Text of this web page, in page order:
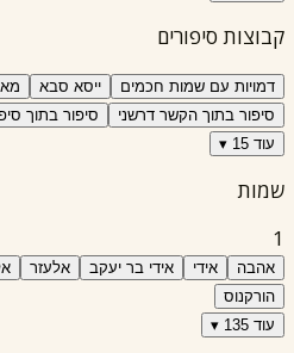
קבוצות סיפורים
דמויות עם שמות חכמים ייסא סבא
סיפור בתוך הקשר דרשני
סיפור בתוך
עוד 15 ▾
שמות
1
אהבה אידי אידי בר יעקב אלעזר
הורקנוס
עוד 135 ▾